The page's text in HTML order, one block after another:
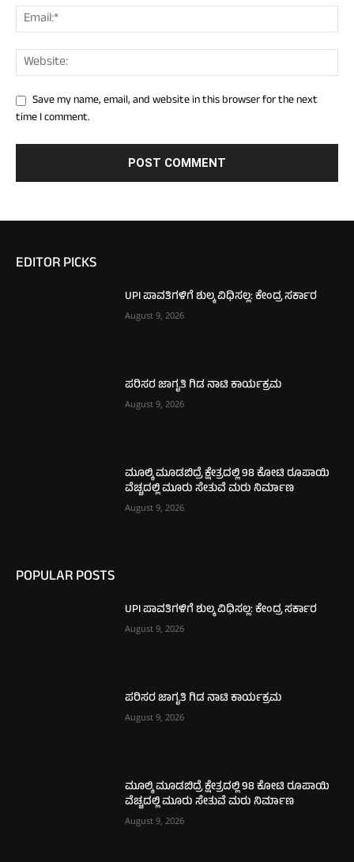
Save my name, email, and website in this browser for the next
time I comment.
EDITOR PICKS
UPI ಪಾವತಿಗಳಿಗೆ ಶುಲ್ಕ ವಿಧಿಸಲ್ಲ: ಕೇಂದ್ರ ಸರ್ಕಾರ
August 9, 2026
ಪರಿಸರ ಜಾಗೃತಿ ಗಿಡ ನಾಟಿ ಕಾರ್ಯಕ್ರಮ
August 9, 2026
ಮೂಲ್ಕಿ ಮೂಡಬಿದ್ರೆ ಕ್ಷೇತ್ರದಲ್ಲಿ 98 ಕೋಟಿ ರೂಪಾಯಿ
ವೆಚ್ಚದಲ್ಲಿ ಮೂರು ಸೇತುವೆ ಮರು ನಿರ್ಮಾಣ
August 9, 2026
POPULAR POSTS
UPI ಪಾವತಿಗಳಿಗೆ ಶುಲ್ಕ ವಿಧಿಸಲ್ಲ: ಕೇಂದ್ರ ಸರ್ಕಾರ
August 9, 2026
ಪರಿಸರ ಜಾಗೃತಿ ಗಿಡ ನಾಟಿ ಕಾರ್ಯಕ್ರಮ
August 9, 2026
ಮೂಲ್ಕಿ ಮೂಡಬಿದ್ರೆ ಕ್ಷೇತ್ರದಲ್ಲಿ 98 ಕೋಟಿ ರೂಪಾಯಿ
ವೆಚ್ಚದಲ್ಲಿ ಮೂರು ಸೇತುವೆ ಮರು ನಿರ್ಮಾಣ
August 9, 2026